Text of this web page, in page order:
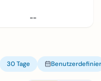
--
30 Tage